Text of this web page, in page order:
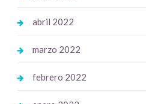
abril 2022
marzo 2022
febrero 2022